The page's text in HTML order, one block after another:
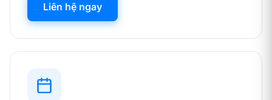
Liên hệ ngay